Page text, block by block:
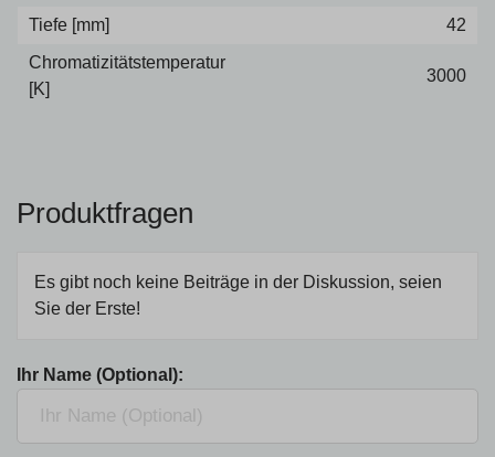
Tiefe [mm]
42
Chromatizitätstemperatur
[K]
3000
Produktfragen
Es gibt noch keine Beiträge in der Diskussion, seien
Sie der Erste!
Ihr Name (Optional):